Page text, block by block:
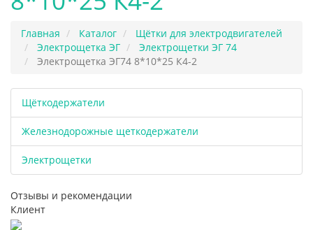
Главная Каталог
Щётки для электродвигателей
Электрощетка ЭГ
Электрощетки ЭГ 74
Электрощетка ЭГ74 8*10*25 К4-2
Щёткодержатели
Железнодорожные щеткодержатели
Электрощетки
Отзывы и рекомендации
Клиент